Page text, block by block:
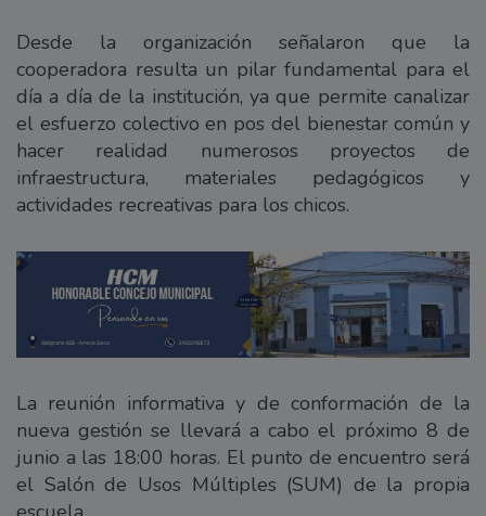
Desde la organización señalaron que la
cooperadora resulta un pilar fundamental para el
día a día de la institución, ya que permite canalizar
el esfuerzo colectivo en pos del bienestar común y
hacer realidad numerosos proyectos de
infraestructura, materiales pedagógicos y
actividades recreativas para los chicos.
La reunión informativa y de conformación de la
nueva gestión se llevará a cabo el próximo 8 de
junio a las 18:00 horas. El punto de encuentro será
el Salón de Usos Múltiples (SUM) de la propia